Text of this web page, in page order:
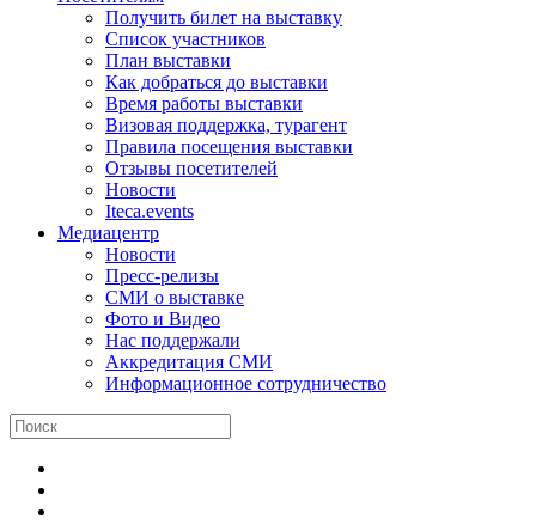
Получить билет на выставку
Список участников
План выставки
Как добраться до выставки
Время работы выставки
Визовая поддержка, турагент
Правила посещения выставки
Отзывы посетителей
Новости
Iteca.events
Медиацентр
Новости
Пресс-релизы
СМИ о выставке
Фото и Видео
Нас поддержали
Аккредитация СМИ
Информационное сотрудничество